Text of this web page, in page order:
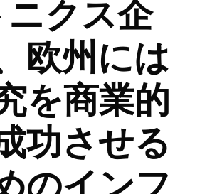
ニクス企
欧州には
を商業的
功させる